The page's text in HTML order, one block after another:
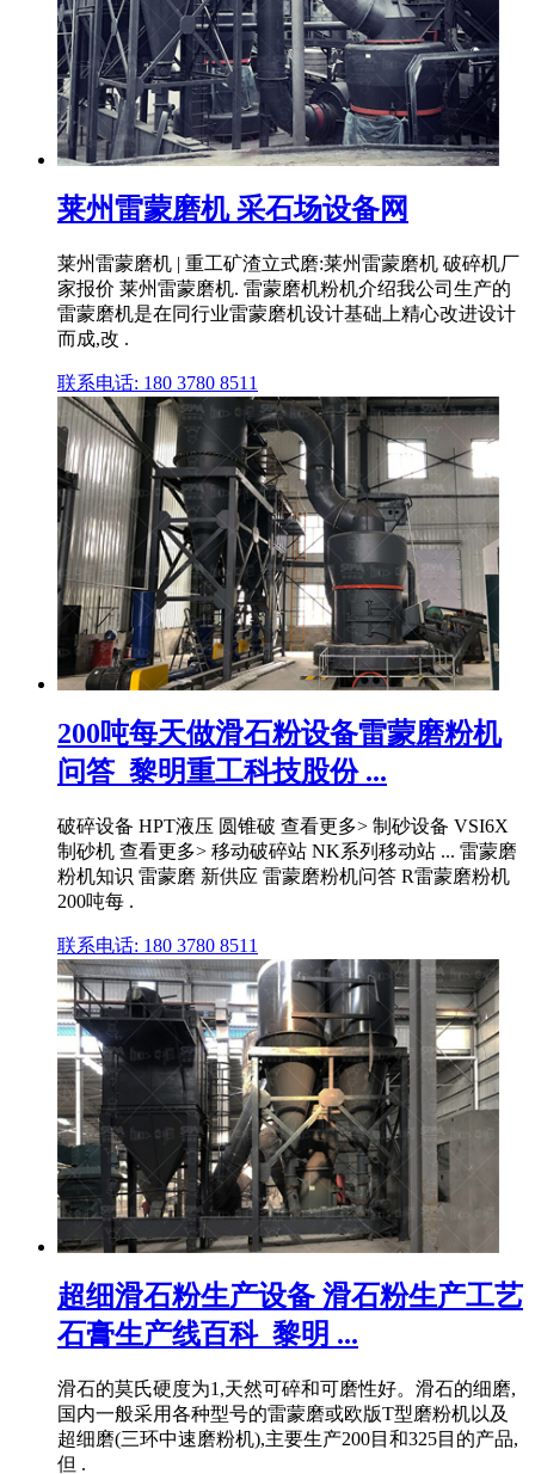
莱州雷蒙磨机 采石场设备网
莱州雷蒙磨机 | 重工矿渣立式磨:莱州雷蒙磨机 破碎机厂
家报价 莱州雷蒙磨机. 雷蒙磨机粉机介绍我公司生产的
雷蒙磨机是在同行业雷蒙磨机设计基础上精心改进设计
而成,改 .
联系电话: 180 3780 8511
200吨每天做滑石粉设备雷蒙磨粉机
问答_黎明重工科技股份 ...
破碎设备 HPT液压 圆锥破 查看更多> 制砂设备 VSI6X
制砂机 查看更多> 移动破碎站 NK系列移动站 ... 雷蒙磨
粉机知识 雷蒙磨 新供应 雷蒙磨粉机问答 R雷蒙磨粉机
200吨每 .
联系电话: 180 3780 8511
超细滑石粉生产设备 滑石粉生产工艺
石膏生产线百科_黎明 ...
滑石的莫氏硬度为1,天然可碎和可磨性好。滑石的细磨,
国内一般采用各种型号的雷蒙磨或欧版T型磨粉机以及
超细磨(三环中速磨粉机),主要生产200目和325目的产品,
但 .